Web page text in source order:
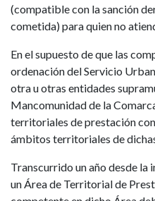
(compatible con la sanción
cometida) para quien no
En el supuesto de que las
ordenación del Servicio
otra u otras entidades
Mancomunidad de la
territoriales de prestación
ámbitos territoriales de
Transcurrido un año desde la
un Área de Territorial de